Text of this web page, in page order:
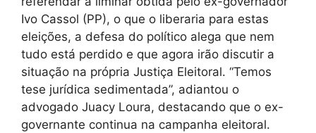
Ivo Cassol (PP), o que o liberaria para estas
eleições, a defesa do político alega que nem
tudo está perdido e que agora irão discutir a
situação na própria Justiça Eleitoral. “Temos
tese jurídica sedimentada”, adiantou o
advogado Juacy Loura, destacando que o ex-
governante continua na campanha eleitoral.